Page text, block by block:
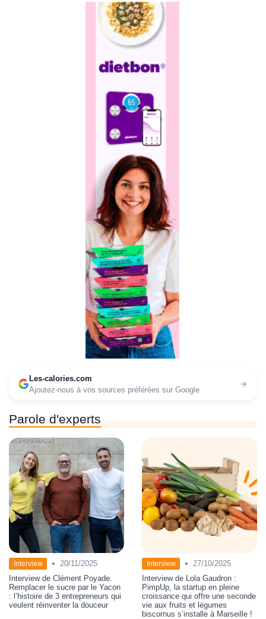
Les-calories.com
Ajoutez-nous à vos sources préférées sur Google
Parole d'experts
Interview • 20/11/2025
Interview de Clément Poyade.
Remplacer le sucre par le Yacon
: l’histoire de 3 entrepreneurs qui
veulent réinventer la douceur
Interview • 27/10/2025
Interview de Lola Gaudron :
PimpUp, la startup en pleine
croissance qui offre une seconde
vie aux fruits et légumes
biscornus s’installe à Marseille !